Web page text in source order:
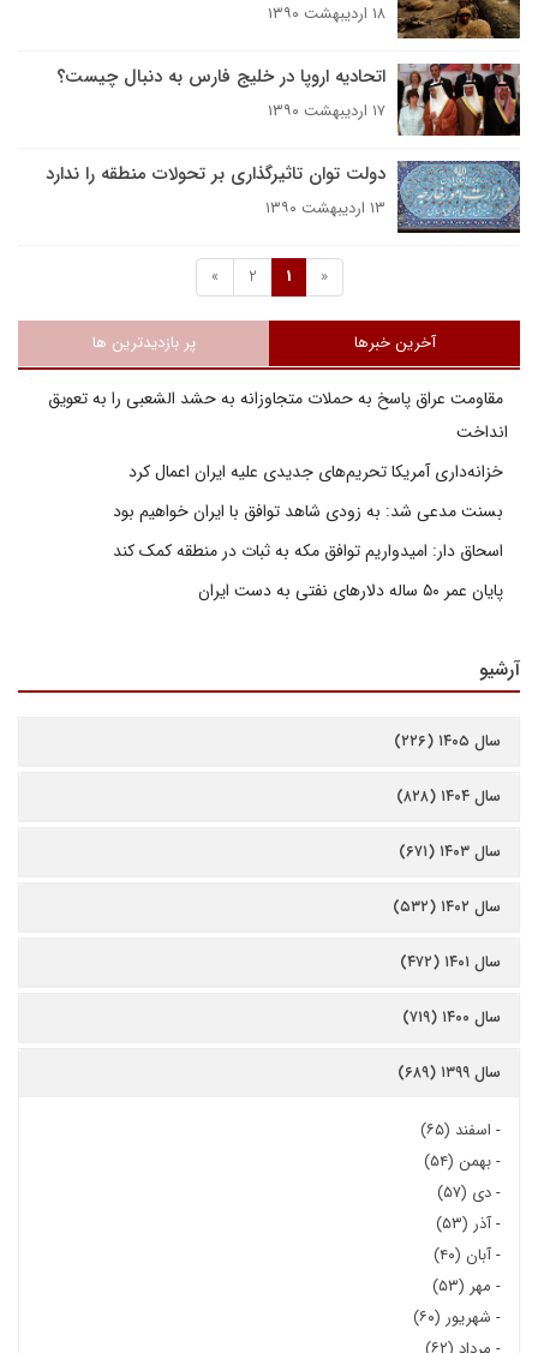
۱۸ اردیبهشت ۱۳۹۰
اتحادیه اروپا در خلیج فارس به دنبال چیست؟
۱۷ اردیبهشت ۱۳۹۰
دولت توان تاثیرگذاری بر تحولات منطقه را ندارد
۱۳ اردیبهشت ۱۳۹۰
«
1
2
»
آخرین خبرها پر بازدیدترین ها
مقاومت عراق پاسخ به حملات متجاوزانه به حشد الشعبی را به تعویق
انداخت
خزانه‌داری آمریکا تحریم‌های جدیدی علیه ایران اعمال کرد
بسنت مدعی شد: به زودی شاهد توافق با ایران خواهیم بود
اسحاق دار: امیدواریم توافق مکه به ثبات در منطقه کمک کند
پایان عمر ۵۰ ساله دلارهای نفتی به دست ایران
آرشیو
سال ۱۴۰۵ (۲۲۶)
سال ۱۴۰۴ (۸۲۸)
سال ۱۴۰۳ (۶۷۱)
سال ۱۴۰۲ (۵۳۲)
سال ۱۴۰۱ (۴۷۲)
سال ۱۴۰۰ (۷۱۹)
سال ۱۳۹۹ (۶۸۹)
- اسفند (۶۵)
-بهمن (۵۴)
-دی (۵۷)
-آذر (۵۳)
-آبان (۴۰)
- مهر (۵۳)
- شهریور (۶۰)